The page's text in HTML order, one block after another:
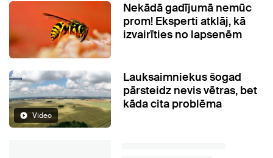
Nekādā gadījumā nemūc
prom! Eksperti atklāj, kā
izvairīties no lapsenēm
Video
Lauksaimniekus šogad
pārsteidz nevis vētras, bet
kāda cita problēma